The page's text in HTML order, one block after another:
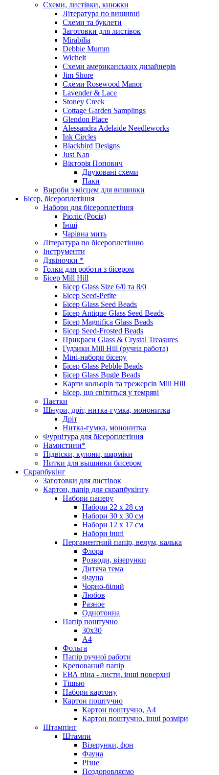
Схеми, листівки, книжки
Література по вишивці
Схеми та буклети
Заготовки для листівок
Mirabilia
Debbie Mumm
Wichelt
Схеми американських дизайнерів
Jim Shore
Cхеми Rosewood Manor
Lavender & Lace
Stoney Creek
Cottage Garden Samplings
Glendon Place
Alessandra Adelaide Needleworks
Ink Circles
Blackbird Designs
Just Nan
Вікторія Попович
Друковані схеми
Паки
Вироби з місцем для вишивки
Бісер, бісероплетіння
Набори для бісероплетіння
Ріоліс (Росія)
Інші
Чарівна мить
Література по бісероплетінню
Інструменти
Дзвіночки *
Голки для роботи з бісером
Бісер Mill Hill
Бісер Glass Size 6/0 та 8/0
Бісер Seed-Petite
Бісер Glass Seed Beads
Бісер Antique Glass Seed Beads
Бісер Magnifica Glass Beads
Бісер Seed-Frosted Beads
Прикраси Glass & Crystal Treasures
Гудзики Mill Hill (ручна работа)
Міні-набори бісеру
Бісер Glass Pebble Beads
Бісер Glass Bugle Beads
Карти кольорів та трежерсів Mill Hill
Бісер, що світиться у темряві
Паєтки
Шнури, дріт, нитка-гумка, мононитка
Дріт
Нитка-гумка, мононитка
Фурнітура для бісероплетіння
Намистини*
Підвіски, кулони, шарміки
Нитки для вышивки бисером
Скрапбукінг
Заготовки для листівок
Картон, папір для скрапбукінгу
Набори паперу
Набори 22 х 28 см
Набори 30 х 30 см
Набори 12 х 17 см
Набори інші
Пергаментний папір, велум, калька
Флора
Розводи, візерунки
Дитяча тема
Фауна
Чорно-білий
Любов
Разное
Однотонна
Папір поштучно
30х30
А4
Фольга
Папір ручної работи
Крепований папір
ЕВА піна - листи, інші поверхні
Тішью
Набори картону
Картон поштучно
Картон поштучно, А4
Картон поштучно, інші розміри
Штампінг
Штампи
Візерунки, фон
Фауна
Різне
Поздоровляємо